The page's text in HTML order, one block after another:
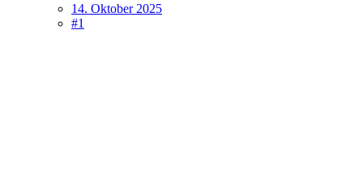
14. Oktober 2025
#1